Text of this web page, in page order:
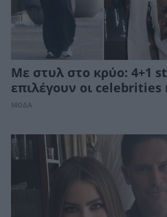
Με στυλ στο κρύο: 4+1
επιλέγουν οι celebrities
ΜΟΔΑ